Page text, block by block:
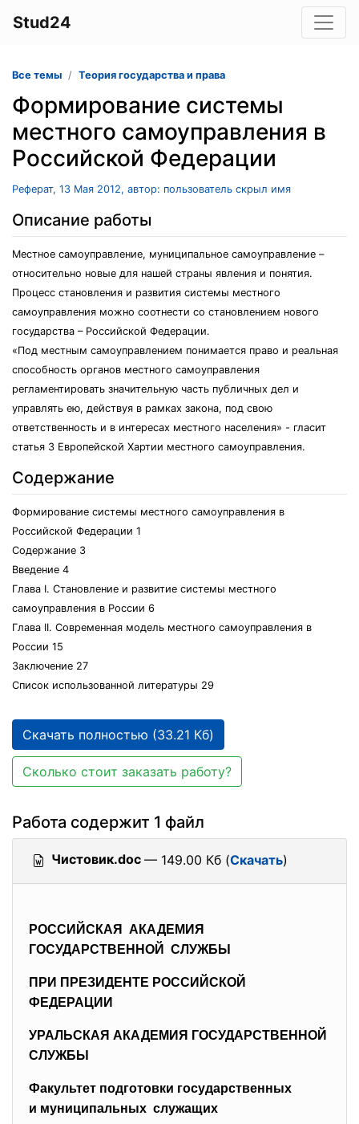
Stud24
Все темы Теория государства и права
Формирование системы
местного самоуправления в
Российской Федерации
Реферат, 13 Мая 2012, автор: пользователь скрыл имя
Описание работы
Местное самоуправление, муниципальное самоуправление –
относительно новые для нашей страны явления и понятия.
Процесс становления и развития системы местного
самоуправления можно соотнести со становлением нового
государства – Российской Федерации.
«Под местным самоуправлением понимается право и реальная
способность органов местного самоуправления
регламентировать значительную часть публичных дел и
управлять ею, действуя в рамках закона, под свою
ответственность и в интересах местного населения» - гласит
статья 3 Европейской Хартии местного самоуправления.
Содержание
Формирование системы местного самоуправления в
Российской Федерации 1
Содержание 3
Введение 4
Глава I. Становление и развитие системы местного
самоуправления в России 6
Глава II. Современная модель местного самоуправления в
России 15
Заключение 27
Список использованной литературы 29
Скачать полностью (33.21 Кб)
Сколько стоит заказать работу?
Работа содержит 1 файл
Чистовик.doc — 149.00 Кб (Скачать)
РОССИЙСКАЯ АКАДЕМИЯ
ГОСУДАРСТВЕННОЙ СЛУЖБЫ
ПРИ ПРЕЗИДЕНТЕ РОССИЙСКОЙ
ФЕДЕРАЦИИ
УРАЛЬСКАЯ АКАДЕМИЯ ГОСУДАРСТВЕННОЙ
СЛУЖБЫ
Факультет подготовки государственных
и муниципальных служащих